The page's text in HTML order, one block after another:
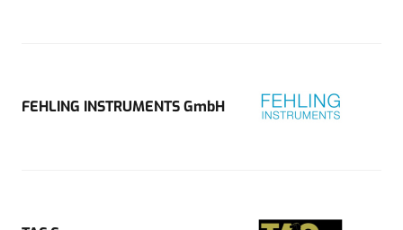
FEHLING INSTRUMENTS GmbH